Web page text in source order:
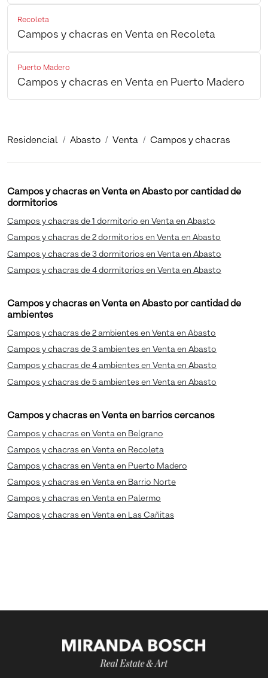
Recoleta
Campos y chacras en Venta en Recoleta
Puerto Madero
Campos y chacras en Venta en Puerto Madero
Residencial Abasto Venta Campos y chacras
Campos y chacras en Venta en Abasto por cantidad de
dormitorios
Campos y chacras de 1 dormitorio en Venta en Abasto
Campos y chacras de 2 dormitorios en Venta en Abasto
Campos y chacras de 3 dormitorios en Venta en Abasto
Campos y chacras de 4 dormitorios en Venta en Abasto
Campos y chacras en Venta en Abasto por cantidad de
ambientes
Campos y chacras de 2 ambientes en Venta en Abasto
Campos y chacras de 3 ambientes en Venta en Abasto
Campos y chacras de 4 ambientes en Venta en Abasto
Campos y chacras de 5 ambientes en Venta en Abasto
Campos y chacras en Venta en barrios cercanos
Campos y chacras en Venta en Belgrano
Campos y chacras en Venta en Recoleta
Campos y chacras en Venta en Puerto Madero
Campos y chacras en Venta en Barrio Norte
Campos y chacras en Venta en Palermo
Campos y chacras en Venta en Las Cañitas